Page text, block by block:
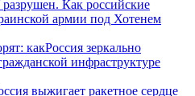
Как российские
армии под Хотенем
какРоссия зеркально
инфраструктуре
выжигает ракетное сердце